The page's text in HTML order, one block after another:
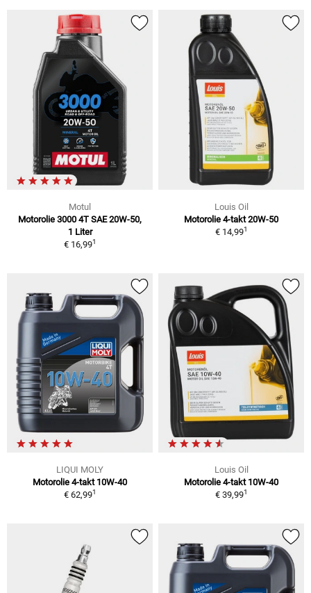
Motul
Motorolie 3000 4T SAE 20W-50,
1 Liter
€ 16,991
Louis Oil
Motorolie 4-takt 20W-50
€ 14,991
LIQUI MOLY
Motorolie 4-takt 10W-40
€ 62,991
Louis Oil
Motorolie 4-takt 10W-40
€ 39,991